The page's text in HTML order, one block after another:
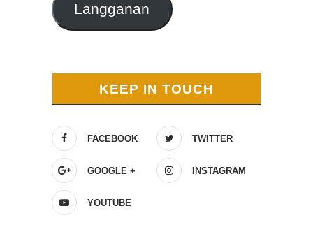
Langganan
KEEP IN TOUCH
FACEBOOK TWITTER
GOOGLE + INSTAGRAM
YOUTUBE